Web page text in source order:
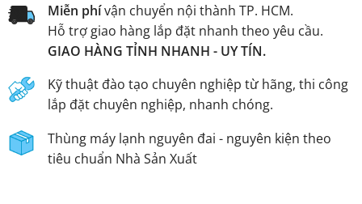
Miễn phívận chuyển nội thành TP. HCM.
Hỗ trợ giao hàng lắp đặt nhanh theo yêu cầu.
GIAO HÀNG TỈNH NHANH - UY TÍN.
Kỹ thuật đào tạo chuyên nghiệp từ hãng, thi công
lắp đặt chuyên nghiệp, nhanh chóng.
Thùng máy lạnh nguyên đai - nguyên kiện theo
tiêu chuẩn Nhà Sản Xuất